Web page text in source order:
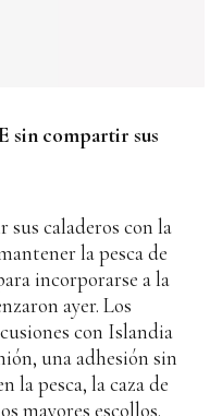
sin compartir sus
caladeros con la
la pesca de
incorporarse a la
ayer. Los
con Islandia
una adhesión sin
la pesca, la caza de
mayores escollos.